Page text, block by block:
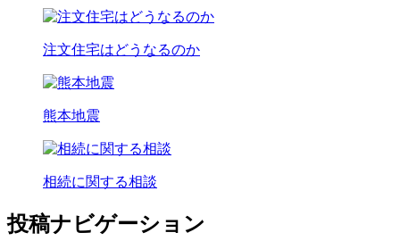
注文住宅はどうなるのか
熊本地震
相続に関する相談
投稿ナビゲーション